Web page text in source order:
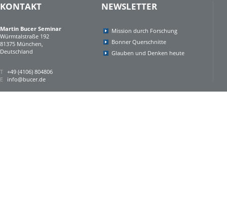
KONTAKT
Martin Bucer Seminar
Würmtalstraße 192
81375 München,
Deutschland
T +49 (4106) 804806
E info@bucer.de
NEWSLETTER
Mission durch Forschung
Bonner Querschnitte
Glauben und Denken heute